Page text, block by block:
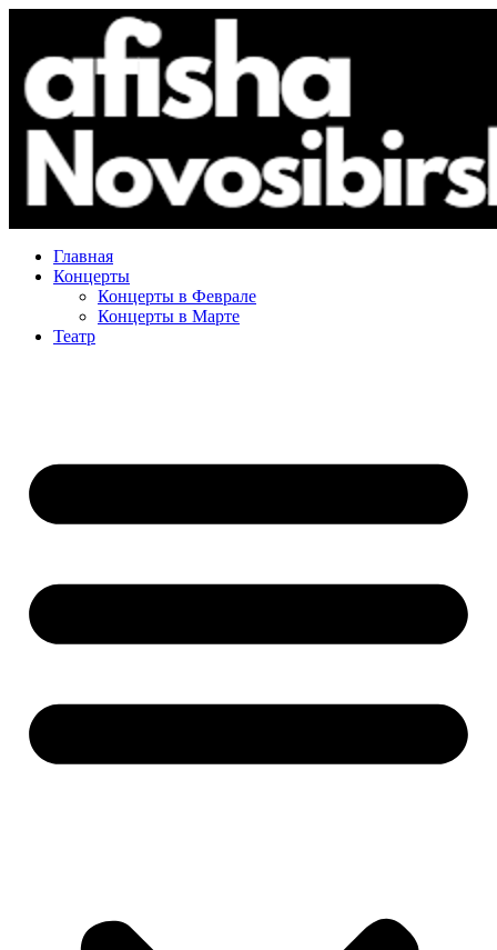
Главная
Концерты
Концерты в Феврале
Концерты в Марте
Театр